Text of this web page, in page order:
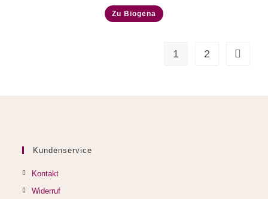
Zu Biogena
1 2
Kundenservice
Kontakt
Widerruf